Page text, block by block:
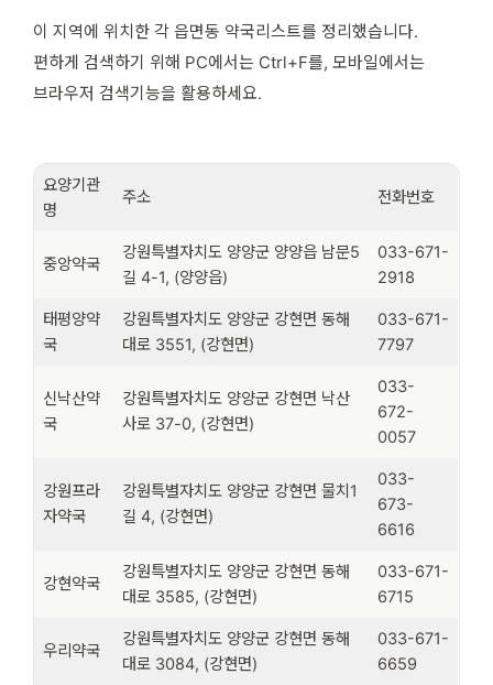
이 지역에 위치한 각 읍면동 약국리스트를 정리했습니다.
편하게 검색하기 위해 PC에서는 Ctrl+F를, 모바일에서는
브라우저 검색기능을 활용하세요.
요양기관
명
주소 전화번호
중앙약국
강원특별자치도 양양군 양양읍 남문5
길 4-1, (양양읍)
033-671-
2918
태평양약
국
강원특별자치도 양양군 강현면 동해
대로 3551, (강현면)
033-671-
7797
신낙산약
국
강원특별자치도 양양군 강현면 낙산
사로 37-0, (강현면)
033-
672-
0057
강원프라
자약국
강원특별자치도 양양군 강현면 물치1
길 4, (강현면)
033-
673-
6616
강현약국
강원특별자치도 양양군 강현면 동해
대로 3585, (강현면)
033-671-
6715
우리약국
강원특별자치도 양양군 강현면 동해
대로 3084, (강현면)
033-671-
6659